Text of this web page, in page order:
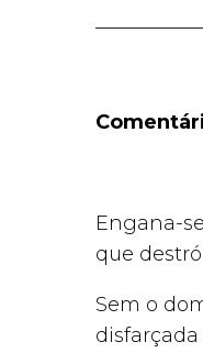
Engana-
que
Sem o